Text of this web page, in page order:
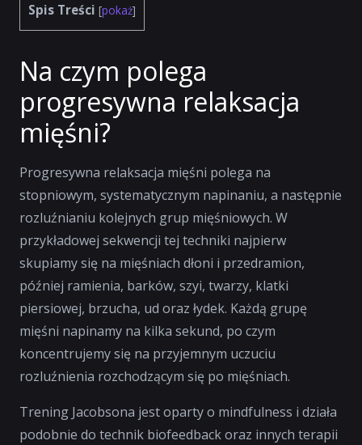
Spis Treści [pokaż]
Na czym polega
progresywna relaksacja
mięśni?
Progresywna relaksacja mięśni polega na
stopniowym, systematycznym napinaniu, a następnie
rozluźnianiu kolejnych grup mięśniowych. W
przykładowej sekwencji tej techniki najpierw
skupiamy się na mięśniach dłoni i przedramion,
później ramienia, barków, szyi, twarzy, klatki
piersiowej, brzucha, ud oraz łydek. Każdą grupę
mięśni napinamy na kilka sekund, po czym
koncentrujemy się na przyjemnym uczuciu
rozluźnienia rozchodzącym się po mięśniach.
Trening Jacobsona jest oparty o mindfulness i działa
podobnie do technik biofeedback oraz innych terapii